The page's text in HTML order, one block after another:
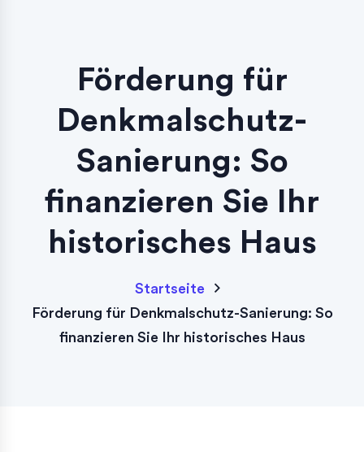
Förderung für
Denkmalschutz-
Sanierung: So
finanzieren Sie Ihr
historisches Haus
Startseite
Förderung für Denkmalschutz-Sanierung: So
finanzieren Sie Ihr historisches Haus